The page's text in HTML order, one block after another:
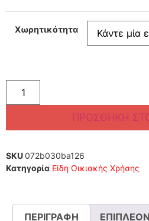
Χωρητικότητα
ΠΡΟΣΘΉΚΗ
SKU072b030ba126
Κατηγορία Είδη Οικιακής Χρήσης
ΠΕΡΙΓΡΑΦΉ